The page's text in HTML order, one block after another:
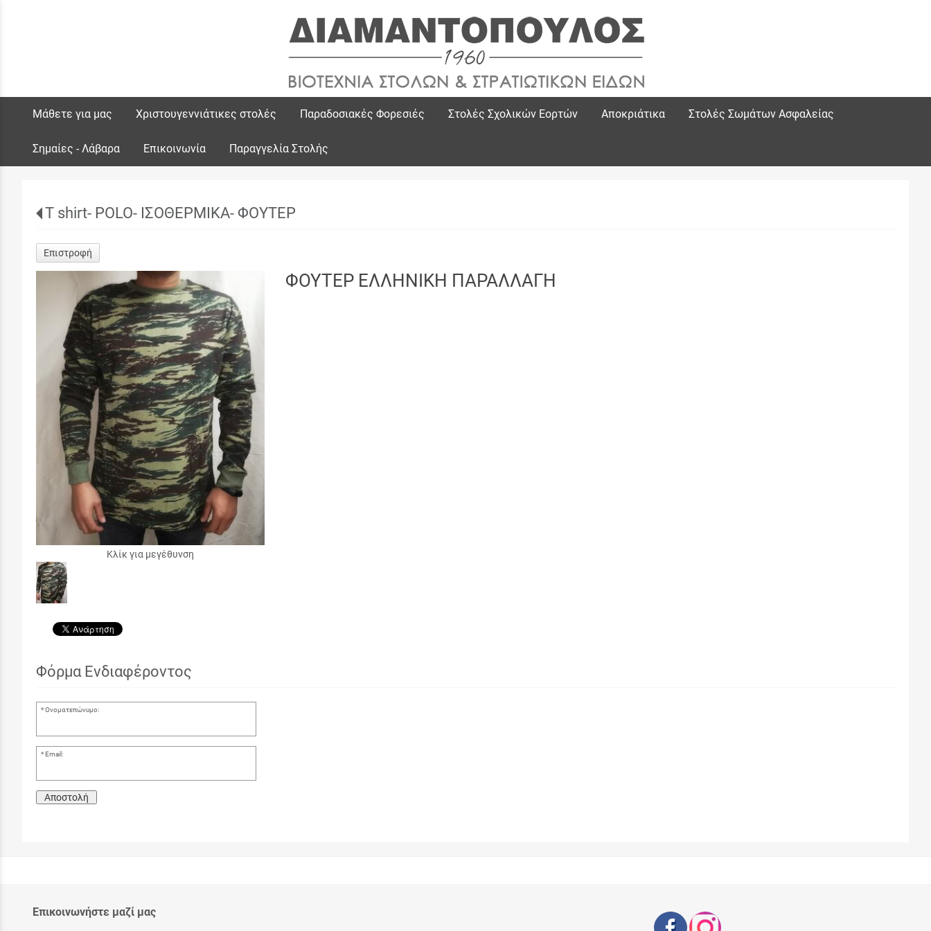
Μάθετε για μας Χριστουγεννιάτικες στολές Παραδοσιακές Φορεσιές Στολές Σχολικών Εορτών Αποκριάτικα Στολές Σωμάτων Ασφαλείας
Σημαίες - Λάβαρα Επικοινωνία Παραγγελία Στολής
T shirt- POLO- ΙΣΟΘΕΡΜΙΚΑ- ΦΟΥΤΕΡ
Επιστροφή
Κλίκ για μεγέθυνση
ΦΟΥΤΕΡ ΕΛΛΗΝΙΚΗ ΠΑΡΑΛΛΑΓΗ
Φόρμα Ενδιαφέροντος
Ονοματεπώνυμο:
Email:
Αποστολή
Επικοινωνήστε μαζί μας